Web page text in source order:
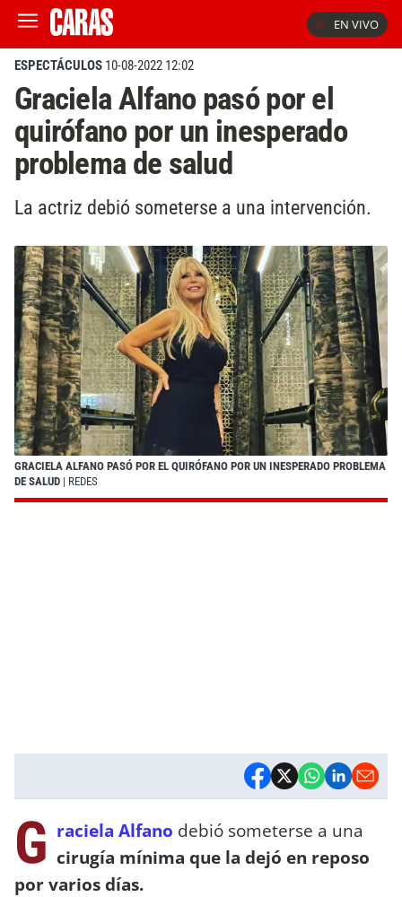
EN VIVO
ESPECTÁCULOS 10-08-2022 12:02
Graciela Alfano pasó por el
quirófano por un inesperado
problema de salud
La actriz debió someterse a una intervención.
GRACIELA ALFANO PASÓ POR EL QUIRÓFANO POR UN INESPERADO PROBLEMA
DE SALUD | REDES
G raciela Alfano debió someterse a una
cirugía mínima que la dejó en reposo
por varios días.